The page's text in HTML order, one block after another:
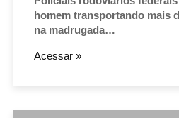
homem transportando mais
na madrugada…
Acessar »